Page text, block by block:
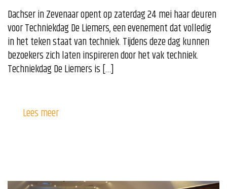
Dachser in Zevenaar opent op zaterdag 24 mei haar deuren
voor Techniekdag De Liemers, een evenement dat volledig
in het teken staat van techniek. Tijdens deze dag kunnen
bezoekers zich laten inspireren door het vak techniek.
Techniekdag De Liemers is […]
Lees meer